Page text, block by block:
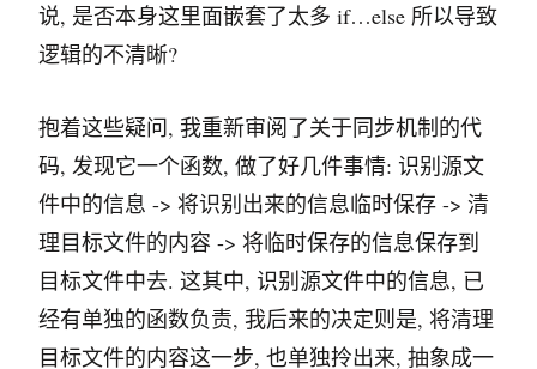
说, 是否本身这里面嵌套了太多 if…else 所以导致
逻辑的不清晰?
抱着这些疑问, 我重新审阅了关于同步机制的代
码, 发现它一个函数, 做了好几件事情: 识别源文
件中的信息 -> 将识别出来的信息临时保存 -> 清
理目标文件的内容 -> 将临时保存的信息保存到
目标文件中去. 这其中, 识别源文件中的信息, 已
经有单独的函数负责, 我后来的决定则是, 将清理
目标文件的内容这一步, 也单独拎出来, 抽象成一